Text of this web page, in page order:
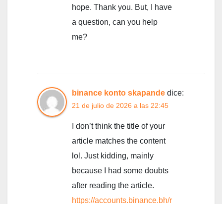
hope. Thank you. But, I have
a question, can you help
me?
binance konto skapande dice:
21 de julio de 2026 a las 22:45
I don’t think the title of your
article matches the content
lol. Just kidding, mainly
because I had some doubts
after reading the article.
https://accounts.binance.bh/r